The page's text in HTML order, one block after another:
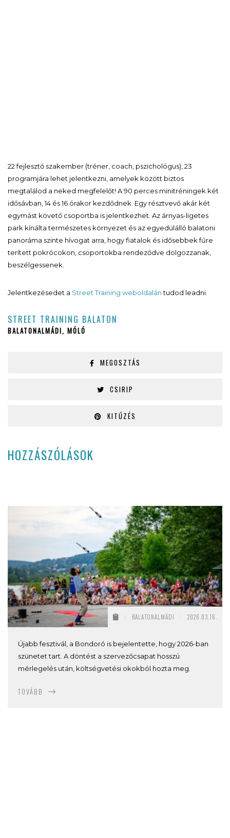
22 fejlesztő szakember (tréner, coach, pszichológus), 23
programjára lehet jelentkezni, amelyek között biztos
megtalálod a neked megfelelőt! A 90 perces minitréningek két
idősávban, 14 és 16 órakor kezdődnek. Egy résztvevő akár két
egymást követő csoportba is jelentkezhet. Az árnyas-ligetes
park kínálta természetes környezet és az egyedülálló balatoni
panoráma szinte hívogat arra, hogy fiatalok és idősebbek fűre
terített pokrócokon, csoportokba rendeződve dolgozzanak,
beszélgessenek.
Jelentkezésedet a Street Training weboldalántudod leadni.
STREET TRAINING BALATON
BALATONALMÁDI, MÓLÓ
MEGOSZTÁS
CSIRIP
KITŰZÉS
HOZZÁSZÓLÁSOK
BALATONALMÁDI 2026.03.16.
Újabb fesztivál, a Bondoró is bejelentette, hogy 2026-ban
szünetet tart. A döntést a szervezőcsapat hosszú
mérlegelés után, költségvetési okokból hozta meg.
TOVÁBB